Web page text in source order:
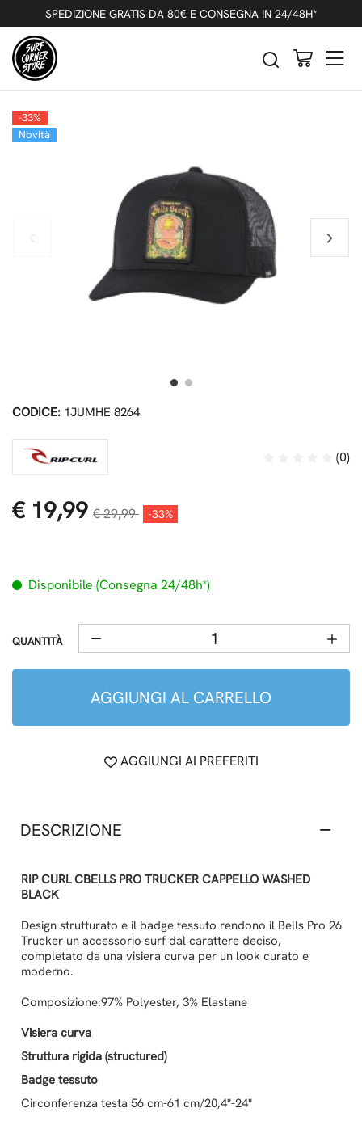
SPEDIZIONE GRATIS DA 80€ E CONSEGNA IN 24/48H*
Indietro Precedente Successivo
RIP CURL BELLS PRO TRUCKER CAPPELLO
WASHED BLACK
-33%
Novità
CODICE: 1JUMHE 8264
(0)
€ 19,99 € 29,99 -33%
Disponibile (Consegna 24/48h*)
QUANTITÀ
AGGIUNGI AL CARRELLO
AGGIUNGI AI PREFERITI
DESCRIZIONE
RIP CURL CBELLS PRO TRUCKER CAPPELLO WASHED
BLACK
Design strutturato e il badge tessuto rendono il Bells Pro 26
Trucker un accessorio surf dal carattere deciso,
completato da una visiera curva per un look curato e
moderno.
Composizione:97% Polyester, 3% Elastane
Visiera curva
Struttura rigida (structured)
Badge tessuto
Circonferenza testa 56 cm-61 cm/20,4"-24"